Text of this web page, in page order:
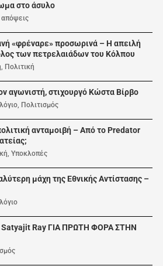
στο άσυλο
απόψεις
«φρέναρε» προσωρινά – Η απειλή
των πετρελαιάδων του Κόλπου
, Πολιτική
αγωνιστή, στιχουργό Κώστα Βίρβο
, Πολιτισμός
ανταμοιβή – Από το Predator
,Υποκλοπές
μάχη της Εθνικής Αντίστασης –
Satyajit Ray ΓΙΑ ΠΡΩΤΗ ΦΟΡΑ ΣΤΗΝ